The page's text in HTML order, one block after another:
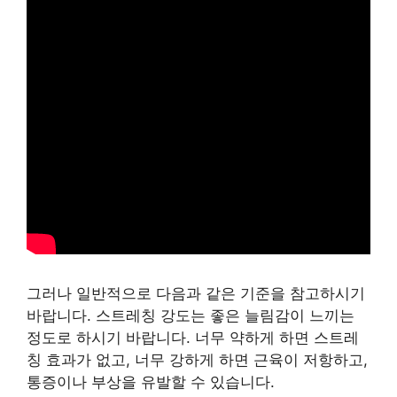
그러나 일반적으로 다음과 같은 기준을 참고하시기
바랍니다. 스트레칭 강도는 좋은 늘림감이 느끼는
정도로 하시기 바랍니다. 너무 약하게 하면 스트레
칭 효과가 없고, 너무 강하게 하면 근육이 저항하고,
통증이나 부상을 유발할 수 있습니다.